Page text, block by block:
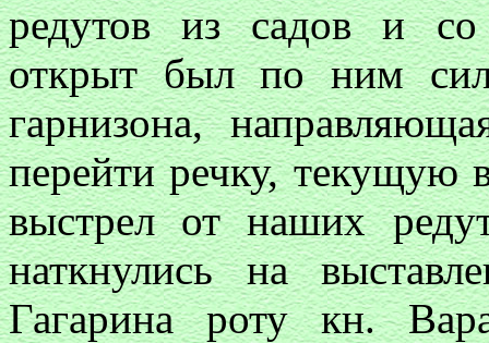
редутов из садов и со
открыт был по ним
гарнизона,
перейти речку, текущую
выстрел от наших
наткнулись на
Гагарина роту кн.